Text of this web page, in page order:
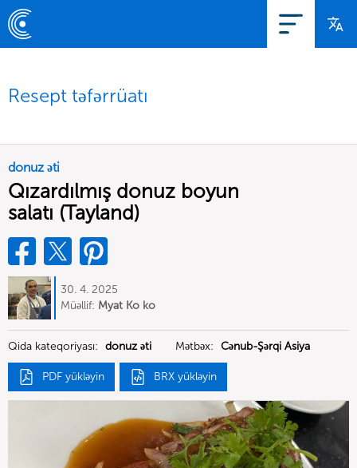
Resept təfərrüatı
donuz əti
Qızardılmış donuz boyun
salatı (Tayland)
30. 4. 2025
Müəllif: Myat Ko ko
Qida kateqoriyası: donuz əti Mətbəx: Cənub-Şərqi Asiya
PDF yükləyin BRX yükləyin